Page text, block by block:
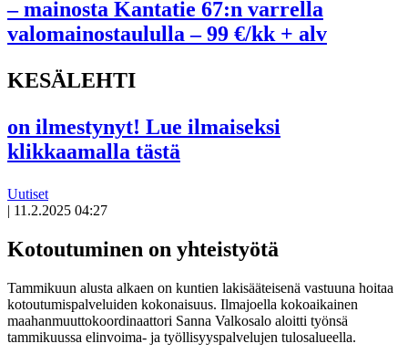
– mainosta Kantatie 67:n varrella
valomainostaululla – 99 €/kk + alv
KESÄLEHTI
on ilmestynyt! Lue ilmaiseksi
klikkaamalla tästä
Uutiset
| 11.2.2025 04:27
Kotoutuminen on yhteistyötä
Tammikuun alusta alkaen on kuntien lakisääteisenä vastuuna hoitaa
kotoutumispalveluiden kokonaisuus. Ilmajoella kokoaikainen
maahanmuuttokoordinaattori Sanna Valkosalo aloitti työnsä
tammikuussa elinvoima- ja työllisyyspalvelujen tulosalueella.